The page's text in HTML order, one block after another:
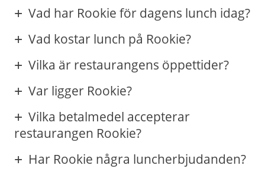
Vad har Rookie för dagens lunch idag?
Vad kostar lunch på Rookie?
Vilka är restaurangens öppettider?
Var ligger Rookie?
Vilka betalmedel accepterar
restaurangen Rookie?
Har Rookie några luncherbjudanden?